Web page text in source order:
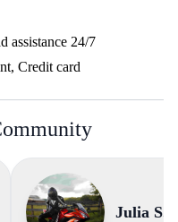
assistance 24/7
Credit card
Julia S.